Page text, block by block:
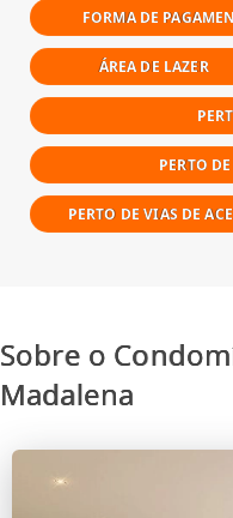
FORMA DE
ÁREA DE LAZER
PERTO
PERTO DE VIAS DE
Sobre o
Madalena